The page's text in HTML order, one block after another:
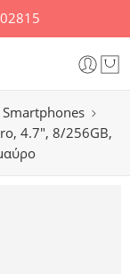
Smartphones
4.7″, 8/256GB,